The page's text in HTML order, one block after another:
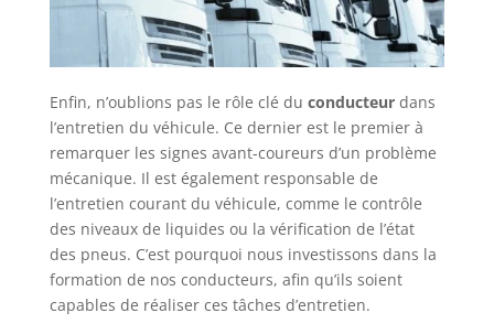
Enfin, n’oublions pas le rôle clé du conducteurdans
l’entretien du véhicule. Ce dernier est le premier à
remarquer les signes avant-coureurs d’un problème
mécanique. Il est également responsable de
l’entretien courant du véhicule, comme le contrôle
des niveaux de liquides ou la vérification de l’état
des pneus. C’est pourquoi nous investissons dans la
formation de nos conducteurs, afin qu’ils soient
capables de réaliser ces tâches d’entretien.